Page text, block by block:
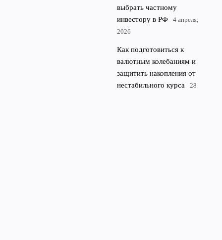
выбрать частному
инвестору в РФ
4 апреля,
2026
Как подготовиться к
валютным колебаниям и
защитить накопления от
нестабильного курса
28